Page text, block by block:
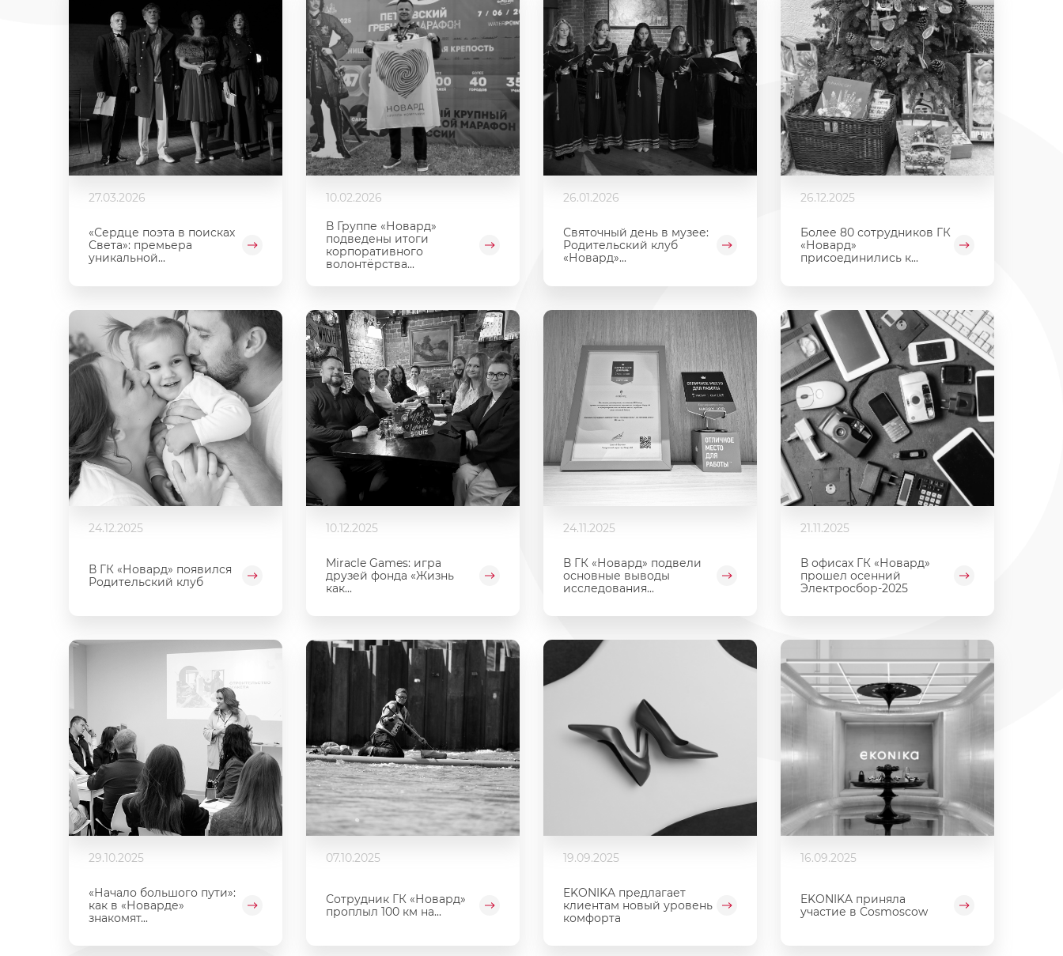
27.03.2026
«Сердце поэта в поисках
Света»: премьера
уникальной...
10.02.2026
В Группе «Новард»
подведены итоги
корпоративного
волонтёрства...
26.01.2026
Святочный день в музее:
Родительский клуб
«Новард»...
26.12.2025
Более 80 сотрудников ГК
«Новард»
присоединились к...
24.12.2025
В ГК «Новард» появился
Родительский клуб
10.12.2025
Miracle Games: игра
друзей фонда «Жизнь
как...
24.11.2025
В ГК «Новард» подвели
основные выводы
исследования...
21.11.2025
В офисах ГК «Новард»
прошел осенний
Электросбор-2025
29.10.2025
«Начало большого пути»:
как в «Новарде»
знакомят...
07.10.2025
Сотрудник ГК «Новард»
проплыл 100 км на...
19.09.2025
EKONIKA предлагает
клиентам новый уровень
комфорта
16.09.2025
EKONIKA приняла
участие в Cosmoscow